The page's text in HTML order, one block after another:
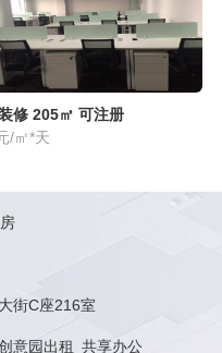
修 205㎡ 可注册
/㎡*天
街C座216室
意园出租 共享办公